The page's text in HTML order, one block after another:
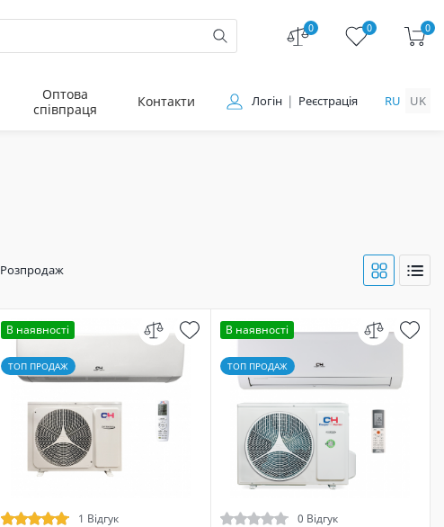
0 0 0
Оптова
співпраця
Контакти Логін Реєстрація RU UK
Розпродаж
В наявності
ТОП ПРОДАЖ
1 Відгук
В наявності
ТОП ПРОДАЖ
0 Відгук